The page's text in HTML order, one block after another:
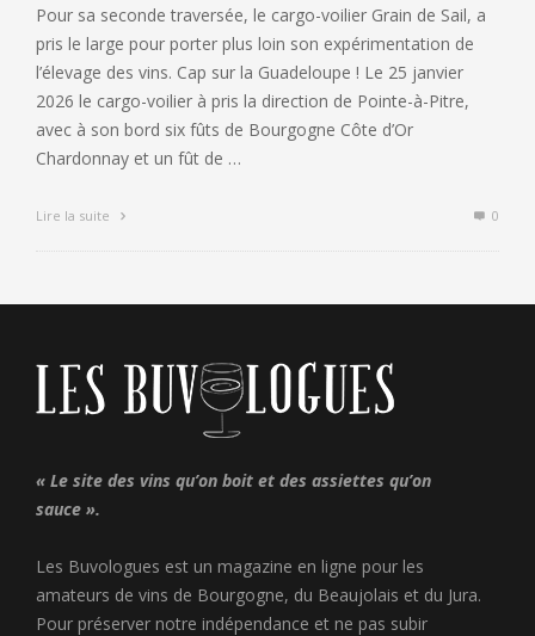
Pour sa seconde traversée, le cargo-voilier Grain de Sail, a
pris le large pour porter plus loin son expérimentation de
l’élevage des vins. Cap sur la Guadeloupe ! Le 25 janvier
2026 le cargo-voilier à pris la direction de Pointe-à-Pitre,
avec à son bord six fûts de Bourgogne Côte d’Or
Chardonnay et un fût de …
Lire la suite 0
« Le site des vins qu’on boit et des assiettes qu’on
sauce ».
Les Buvologues est un magazine en ligne pour les
amateurs de vins de Bourgogne, du Beaujolais et du Jura.
Pour préserver notre indépendance et ne pas subir